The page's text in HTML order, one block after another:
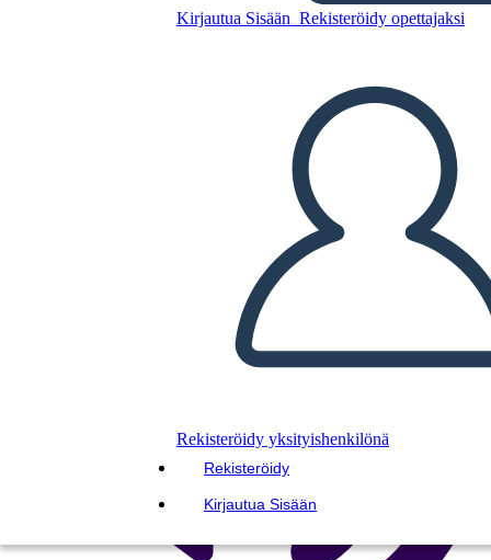
Kirjautua Sisään Rekisteröidy opettajaksi
Rekisteröidy yksityishenkilönä
Rekisteröidy
Kirjautua Sisään
LUO KUVAKÄSIKIRJOITUS
TOISTA DIAESITYS
LUE MINULLE